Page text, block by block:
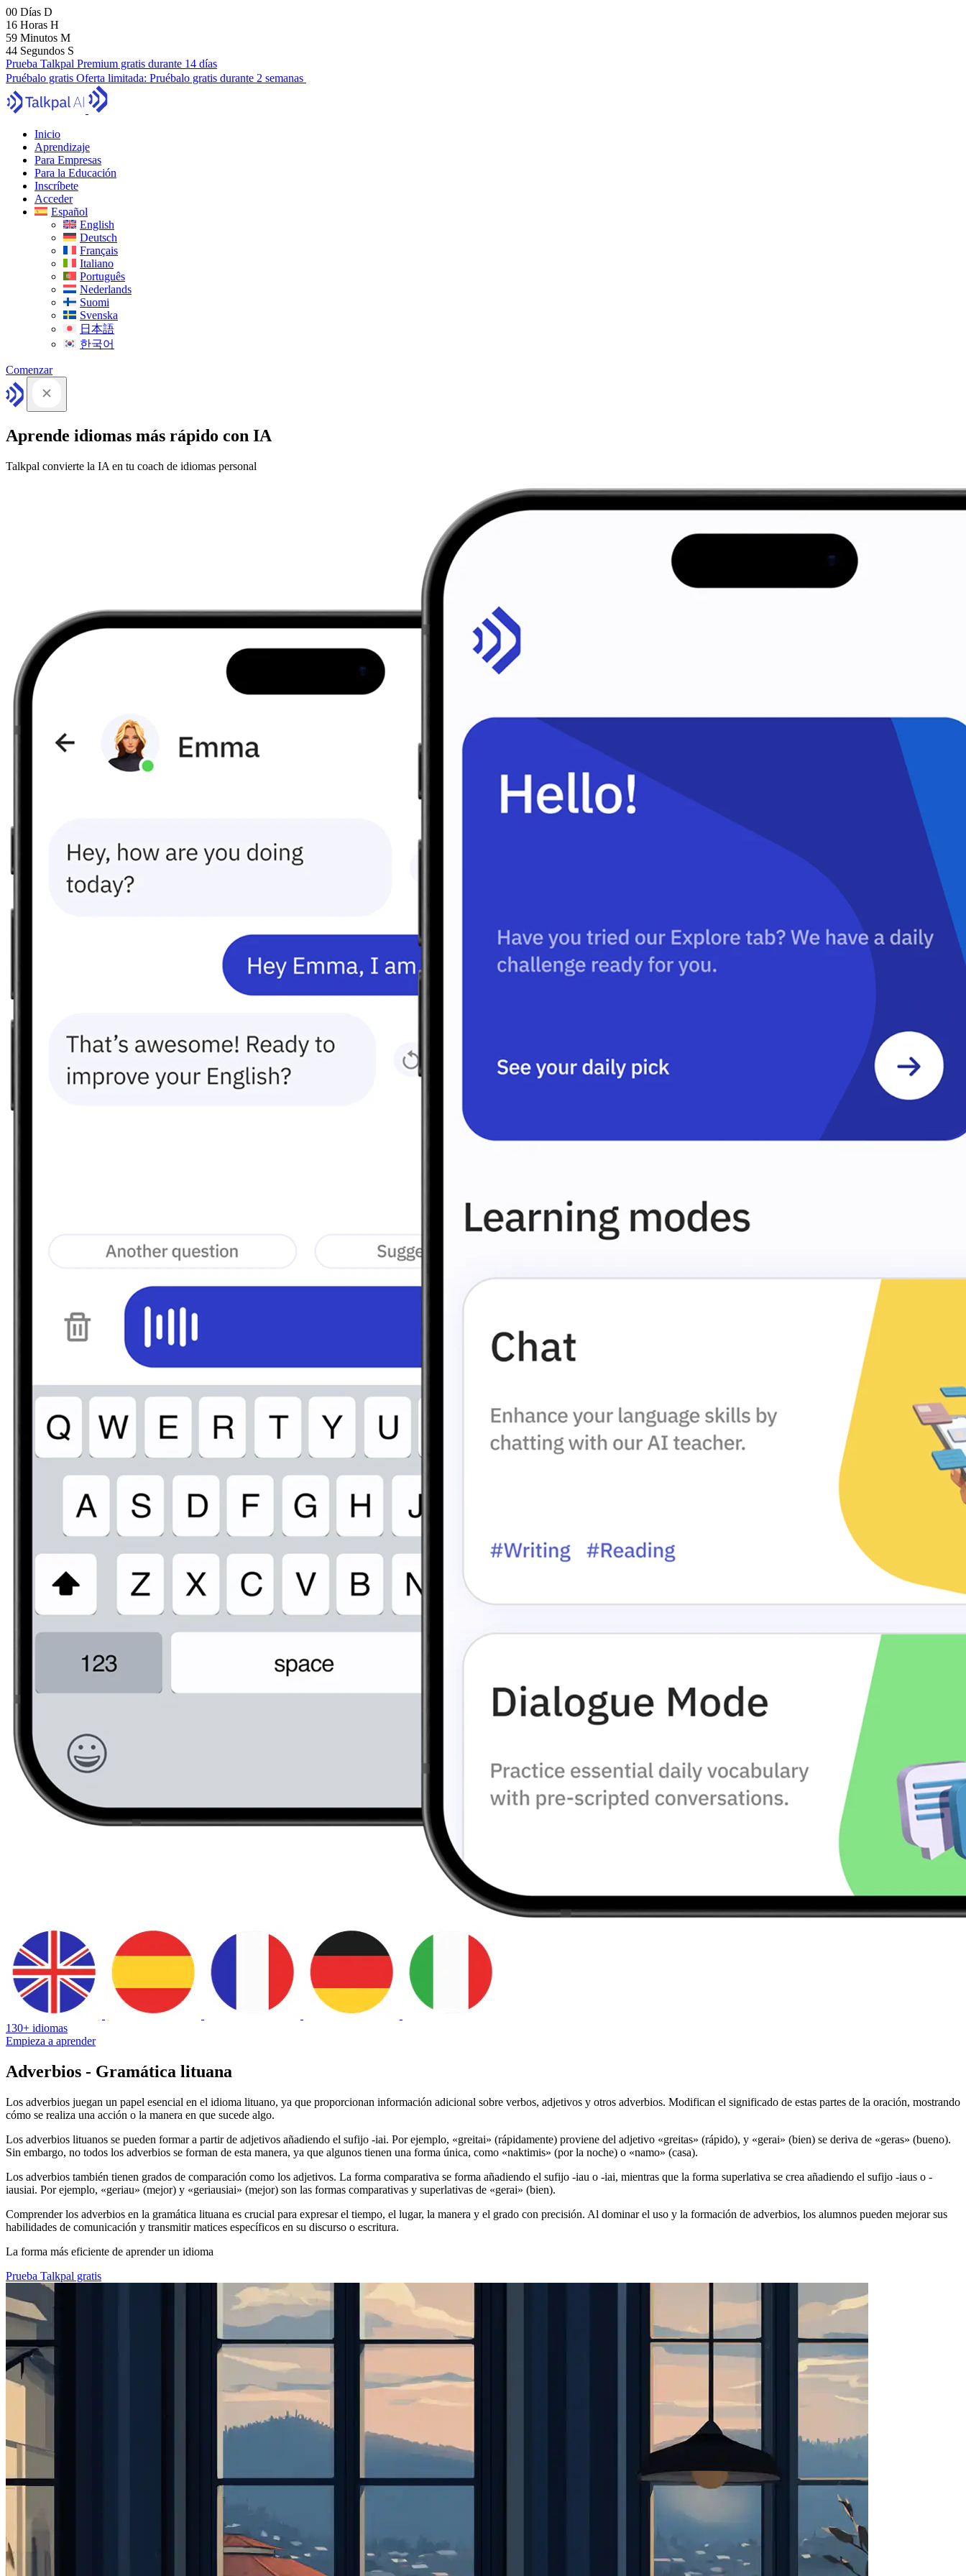
00 Días D
16 Horas H
59 Minutos M
42 Segundos S
Prueba Talkpal Premium gratis durante 14 días
Pruébalo gratis Oferta limitada: Pruébalo gratis durante 2 semanas
Inicio
Aprendizaje
Para Empresas
Para la Educación
Inscríbete
Acceder
Español
English
Deutsch
Français
Italiano
Português
Nederlands
Suomi
Svenska
日本語
한국어
Comenzar
Aprende idiomas más rápido con IA
Talkpal convierte la IA en tu coach de idiomas personal
130+ idiomas
Empieza a aprender
Adverbios - Gramática lituana
Los adverbios juegan un papel esencial en el idioma lituano, ya que proporcionan información adicional sobre verbos, adjetivos y otros adverbios. Modifican el significado de estas partes de la oración, mostrando
cómo se realiza una acción o la manera en que sucede algo.
Los adverbios lituanos se pueden formar a partir de adjetivos añadiendo el sufijo -iai. Por ejemplo, «greitai» (rápidamente) proviene del adjetivo «greitas» (rápido), y «gerai» (bien) se deriva de «geras» (bueno).
Sin embargo, no todos los adverbios se forman de esta manera, ya que algunos tienen una forma única, como «naktimis» (por la noche) o «namo» (casa).
Los adverbios también tienen grados de comparación como los adjetivos. La forma comparativa se forma añadiendo el sufijo -iau o -iai, mientras que la forma superlativa se crea añadiendo el sufijo -iaus o -
iausiai. Por ejemplo, «geriau» (mejor) y «geriausiai» (mejor) son las formas comparativas y superlativas de «gerai» (bien).
Comprender los adverbios en la gramática lituana es crucial para expresar el tiempo, el lugar, la manera y el grado con precisión. Al dominar el uso y la formación de adverbios, los alumnos pueden mejorar sus
habilidades de comunicación y transmitir matices específicos en su discurso o escritura.
La forma más eficiente de aprender un idioma
Prueba Talkpal gratis